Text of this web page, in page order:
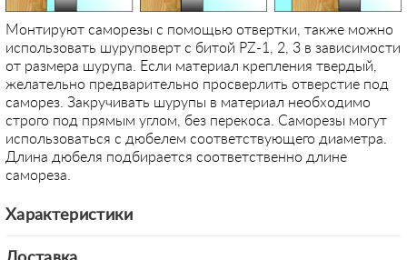
Монтируют саморезы с помощью отвертки, также можно
использовать шуруповерт с битой PZ-1, 2, 3 в зависимости
от размера шурупа. Если материал крепления твердый,
желательно предварительно просверлить отверстие под
саморез. Закручивать шурупы в материал необходимо
строго под прямым углом, без перекоса. Саморезы могут
использоваться с дюбелем соответствующего диаметра.
Длина дюбеля подбирается соответственно длине
самореза.
Характеристики